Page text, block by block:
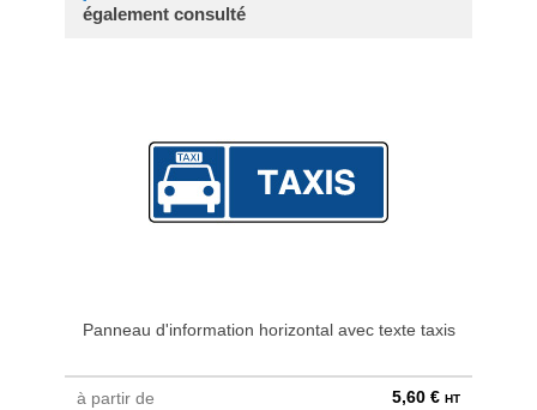
également consulté
Panneau d'information horizontal avec texte taxis
à partir de 5,60 € HT